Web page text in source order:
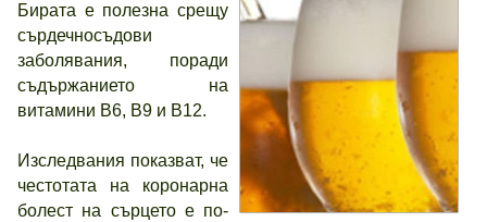
Бирата е полезна срещу
сърдечносъдови
заболявания, поради
съдържанието на
витамини В6, В9 и В12.
Изследвания показват, че
честотата на коронарна
болест на сърцето е по-